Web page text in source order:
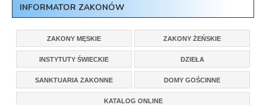
INFORMATOR ZAKONÓW
ZAKONY MĘSKIE ZAKONY ŻEŃSKIE
INSTYTUTY ŚWIECKIE DZIEŁA
SANKTUARIA ZAKONNE DOMY GOŚCINNE
KATALOG ONLINE